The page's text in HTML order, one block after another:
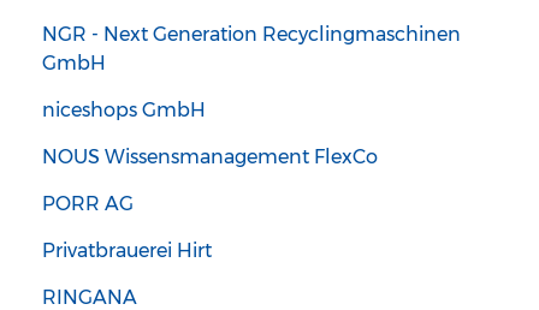
NGR - Next Generation Recyclingmaschinen
GmbH
niceshops GmbH
NOUS Wissensmanagement FlexCo
PORR AG
Privatbrauerei Hirt
RINGANA